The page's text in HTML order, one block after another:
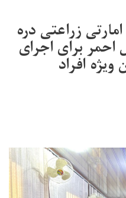
زراعتی دره
برای اجرای
ویژه افراد